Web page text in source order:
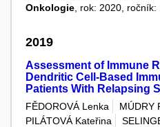
Onkologie , rok: 2020,
2019
Assessment of Immune
Dendritic Cell-Based
Patients With Relapsing
FĚDOROVÁ Lenka
MÚDRY
PILÁTOVÁ Kateřina